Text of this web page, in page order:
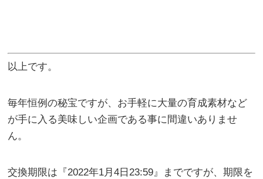
以上です。
毎年恒例の秘宝ですが、お手軽に大量の育成素材など
が手に入る美味しい企画である事に間違いありませ
ん。
交換期限は『2022年1月4日23:59』までですが、期限を